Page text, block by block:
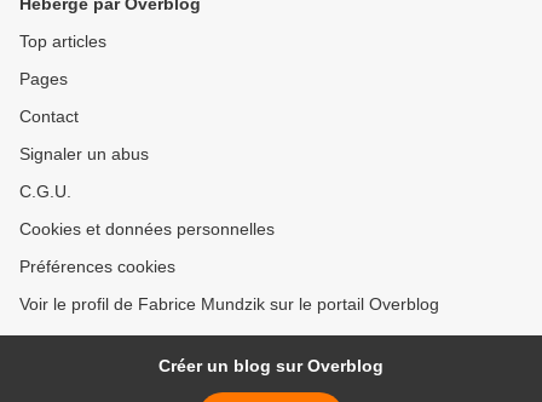
Top articles
Pages
Contact
Signaler un abus
C.G.U.
Cookies et données personnelles
Préférences cookies
Voir le profil de Fabrice Mundzik sur le portail Overblog
Créer un blog sur Overblog